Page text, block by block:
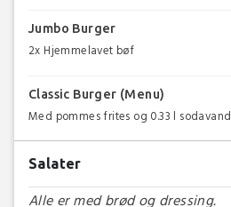
Jumbo Burger
2x Hjemmelavet bøf
Classic Burger (Menu)
Med pommes frites og 0.33 l sodavand
Salater
Alle er med brød og dressing.